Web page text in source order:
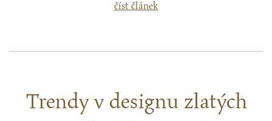
číst článek
Trendy v designu zlatých